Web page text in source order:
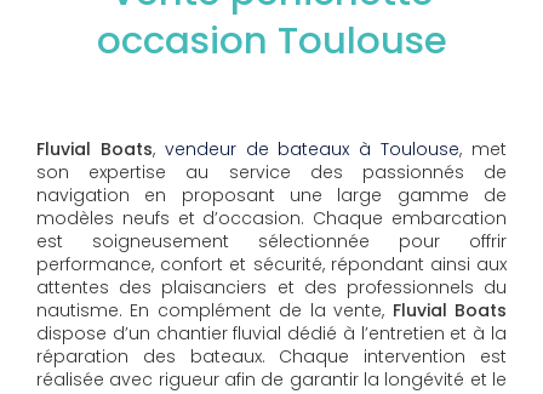
occasion Toulouse
Fluvial Boats, vendeur de bateaux à Toulouse, met
son expertise au service des passionnés de
navigation en proposant une large gamme de
modèles neufs et d’occasion. Chaque embarcation
est soigneusement sélectionnée pour offrir
performance, confort et sécurité, répondant ainsi aux
attentes des plaisanciers et des professionnels du
nautisme. En complément de la vente, Fluvial Boats
dispose d’un chantier fluvial dédié à l’entretien et à la
réparation des bateaux. Chaque intervention est
réalisée avec rigueur afin de garantir la longévité et le